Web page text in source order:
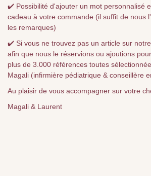
✔️ Possibilité d'ajouter un mot personnalisé
cadeau à votre commande (il suffit de nous
les remarques)
✔️ Si vous ne trouvez pas un article sur
afin que nous le réservions ou ajoutions
plus de 3.000 références toutes
Magali (infirmière pédiatrique & conseillère
Au plaisir de vous accompagner sur votre
Magali & Laurent